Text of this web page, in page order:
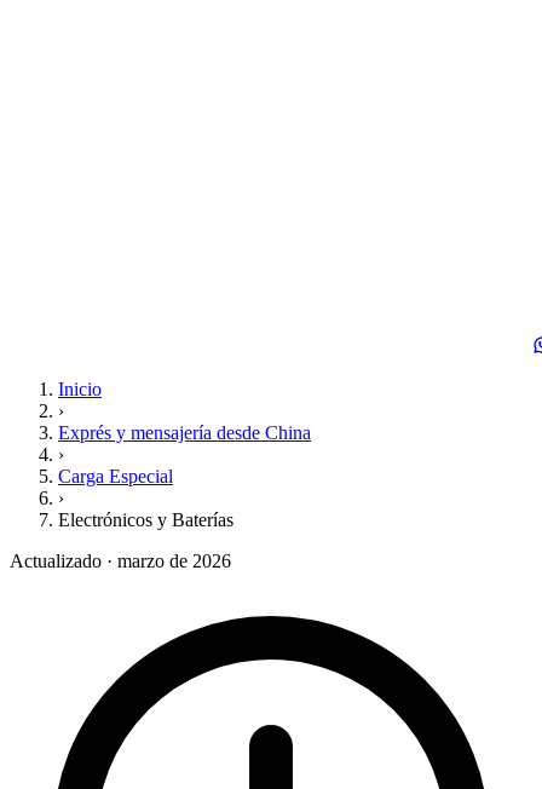
Inicio
›
Exprés y mensajería desde China
›
Carga Especial
›
Electrónicos y Baterías
Actualizado · marzo de 2026